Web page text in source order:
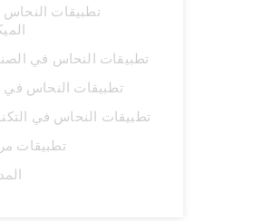
6. تطبيقات النحاس في
7. تطبيقات النحاس في
8. تطبيقات النحاس في
9. تطبيقات